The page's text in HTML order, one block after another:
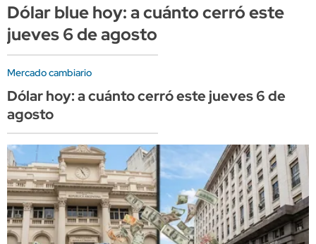
Dólar blue hoy: a cuánto cerró este
jueves 6 de agosto
Mercado cambiario
Dólar hoy: a cuánto cerró este jueves 6 de
agosto